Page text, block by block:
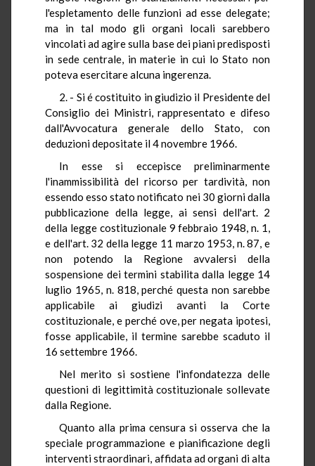
l'espletamento delle funzioni ad esse delegate;
ma in tal modo gli organi locali sarebbero
vincolati ad agire sulla base dei piani predisposti
in sede centrale, in materie in cui lo Stato non
poteva esercitare alcuna ingerenza.
2. - Si é costituito in giudizio il Presidente del
Consiglio dei Ministri, rappresentato e difeso
dall'Avvocatura generale dello Stato, con
deduzioni depositate il 4 novembre 1966.
In esse si eccepisce preliminarmente
l'inammissibilità del ricorso per tardività, non
essendo esso stato notificato nei 30 giorni dalla
pubblicazione della legge, ai sensi dell'art. 2
della legge costituzionale 9 febbraio 1948, n. 1,
e dell'art. 32 della legge 11 marzo 1953, n. 87, e
non potendo la Regione avvalersi della
sospensione dei termini stabilita dalla legge 14
luglio 1965, n. 818, perché questa non sarebbe
applicabile ai giudizi avanti la Corte
costituzionale, e perché ove, per negata ipotesi,
fosse applicabile, il termine sarebbe scaduto il
16 settembre 1966.
Nel merito si sostiene l'infondatezza delle
questioni di legittimità costituzionale sollevate
dalla Regione.
Quanto alla prima censura si osserva che la
speciale programmazione e pianificazione degli
interventi straordinari, affidata ad organi di alta